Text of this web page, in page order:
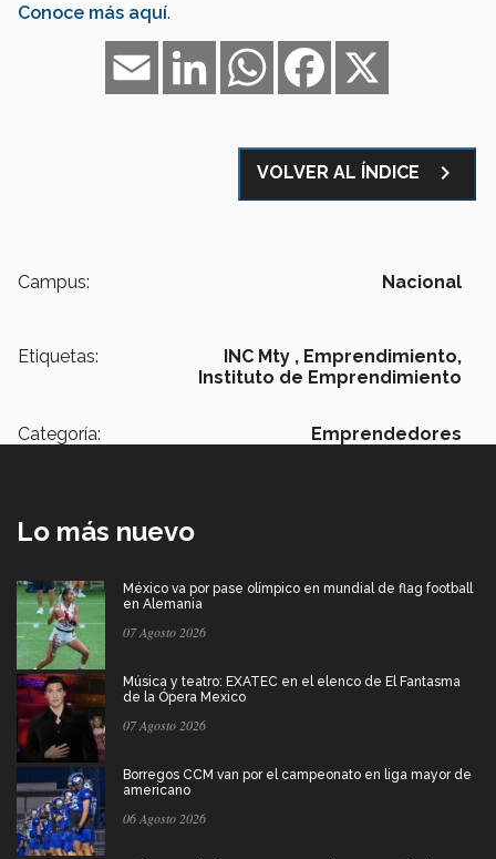
Conoce más aquí.
Facebook
WhatsApp
LinkedIn
Email
VOLVER AL ÍNDICE navigate_next
Campus: Nacional
Etiquetas: INC Mty , Emprendimiento,
Instituto de Emprendimiento
Categoría: Emprendedores
Lo más nuevo
México va por pase olímpico en mundial de flag football
en Alemania
07 Agosto 2026
Música y teatro: EXATEC en el elenco de El Fantasma
de la Ópera Mexico
07 Agosto 2026
Borregos CCM van por el campeonato en liga mayor de
americano
06 Agosto 2026